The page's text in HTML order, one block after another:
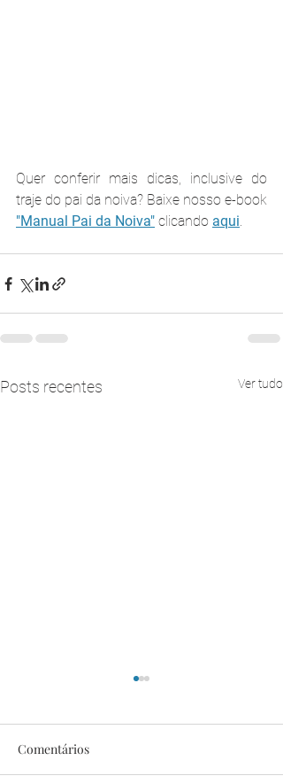
Quer conferir mais dicas, inclusive do
traje do pai da noiva? Baixe nosso e-book
"Manual Pai da Noiva" clicando aqui.
Posts recentes Ver tudo
Comentários